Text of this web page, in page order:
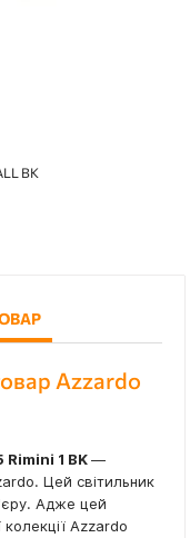
BK
Azzardo
1 BK—
Цей світильник
Адже цей
Azzardo